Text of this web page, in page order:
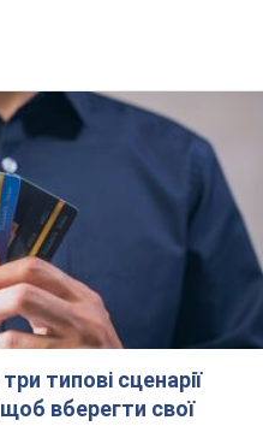
типові сценарії
вберегти свої